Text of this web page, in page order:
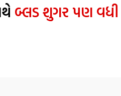
બ્લડ શુગર પણ